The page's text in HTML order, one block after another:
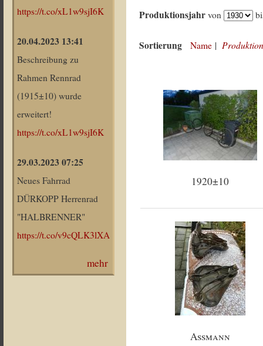
https://t.co/xL1w9sjI6K
20.04.2023 13:41
Beschreibung zu
Rahmen Rennrad
(1915±10) wurde
erweitert!
https://t.co/xL1w9sjI6K
29.03.2023 07:25
Neues Fahrrad
DÜRKOPP Herrenrad
"HALBRENNER"
https://t.co/v9cQLK3lXA
mehr
Produktionsjahr von
Sortierung Name |
1920±10
Assmann